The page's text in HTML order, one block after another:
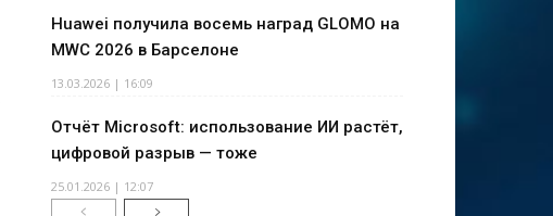
Huawei получила восемь наград GLOMO на
MWC 2026 в Барселоне
13.03.2026 | 16:09
Отчёт Microsoft: использование ИИ растёт,
цифровой разрыв — тоже
25.01.2026 | 12:07